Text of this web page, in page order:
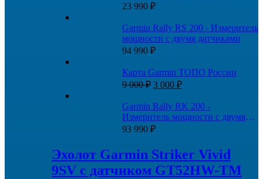
23 990 ₽
Garmin Rally RS 200 - Измеритель
мощности с двумя датчиками
94 990 ₽
Карта Garmin ТОПО России
9 000₽ Первоначальная
составляла
9
000 ₽.
3 000 ₽Текущая
3
000 ₽.
Garmin Rally RK 200 -
Измеритель мощности с двумя
датчиками
93 990 ₽
Эхолот Garmin Striker Vivid
9SV с датчиком GT52HW-TM